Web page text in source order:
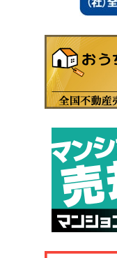
業務のご案内やご質
個人情報の第三者
当社は、お客さま
し、次のいずれかに
開示いたしません。
お客さまの同意があ
お客さまが希望さ
委託する業者に対し
が必要である場合
個人情報の安全対策
リティに万全の対策